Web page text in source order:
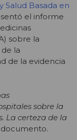
Salud Basada en
el informe
sobre la
la
de la evidencia
sobre la
La certeza de la
documento.